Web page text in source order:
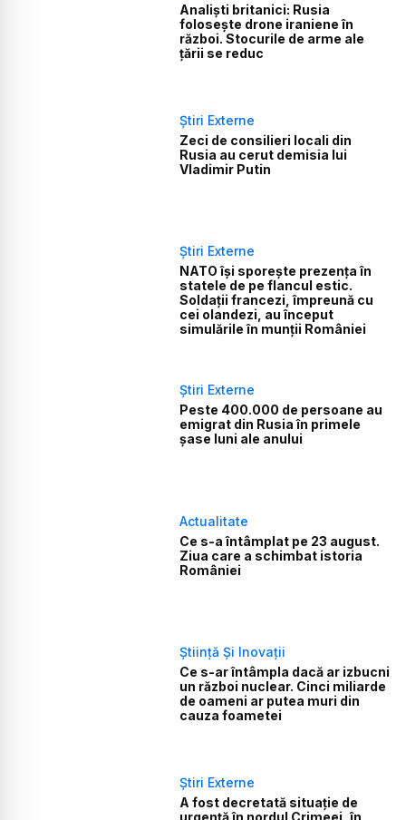
Analiști britanici: Rusia
folosește drone iraniene în
război. Stocurile de arme ale
țării se reduc
Știri Externe
Zeci de consilieri locali din
Rusia au cerut demisia lui
Vladimir Putin
Știri Externe
NATO își sporește prezența în
statele de pe flancul estic.
Soldații francezi, împreună cu
cei olandezi, au început
simulările în munții României
Știri Externe
Peste 400.000 de persoane au
emigrat din Rusia în primele
şase luni ale anului
Actualitate
Ce s-a întâmplat pe 23 august.
Ziua care a schimbat istoria
României
Știință Și Inovații
Ce s-ar întâmpla dacă ar izbucni
un război nuclear. Cinci miliarde
de oameni ar putea muri din
cauza foametei
Știri Externe
A fost decretată situație de